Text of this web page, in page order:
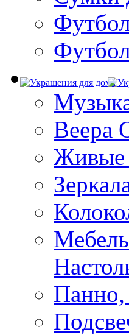
Веера
Живые
Мебель
Панно,